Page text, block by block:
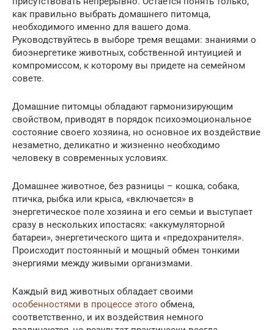
как правильно выбрать домашнего питомца,
необходимого именно для вашего дома.
Руководствуйтесь в выборе тремя вещами: знаниями о
биоэнергетике животных, собственной интуицией и
компромиссом, к которому вы придете на семейном
совете.
Домашние питомцы обладают гармонизирующим
свойством, приводят в порядок психоэмоциональное
состояние своего хозяина, но основное их воздействие
незаметно, деликатно и жизненно необходимо
человеку в современных условиях.
Домашнее животное, без разницы – кошка, собака,
птичка, рыбка или крыса, «включается» в
энергетическое поле хозяина и его семьи и выступает
сразу в нескольких ипостасях: «аккумуляторной
батареи», энергетического щита и «предохранителя».
Происходит постоянный и мощный обмен тонкими
энергиями между живыми организмами.
Каждый вид животных обладает своими
особенностями в процессе этого обмена,
соответственно, и их воздействия немного